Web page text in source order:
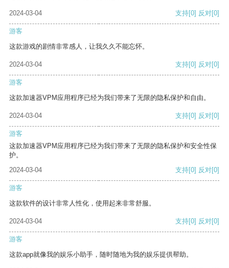
2024-03-04 支持[0] 反对[0]
游客
这款游戏的剧情非常感人，让我久久不能忘怀。
2024-03-04 支持[0] 反对[0]
游客
这款加速器VPM应用程序已经为我们带来了无限的隐私保护和自由。
2024-03-04 支持[0] 反对[0]
游客
这款加速器VPM应用程序已经为我们带来了无限的隐私保护和安全性保
护。
2024-03-04
支持[0] 反对[0]
游客
这款软件的设计非常人性化，使用起来非常舒服。
2024-03-04 支持[0] 反对[0]
游客
这款app就像我的娱乐小助手，随时随地为我的娱乐提供帮助。